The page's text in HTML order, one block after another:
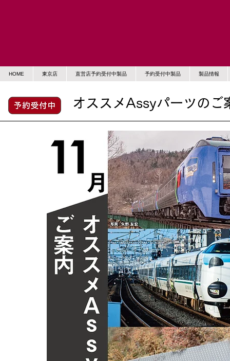
HOME 東京店 直営店予約受付中製品 予約受付中製品 製品情報
オススメAssyパーツの